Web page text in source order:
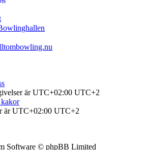
är UTC+02:00 UTC+2
är UTC+02:00 UTC+2
Software © phpBB Limited